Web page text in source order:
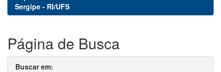
Sergipe - RI/UFS
Página de Busca
Buscar em: